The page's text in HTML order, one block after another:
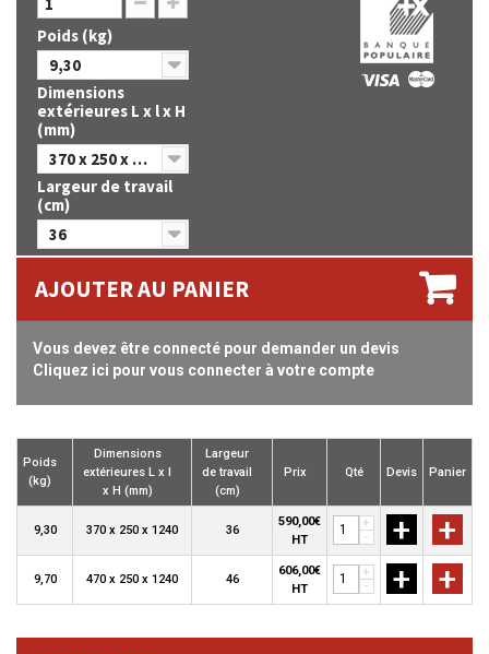
Poids (kg)
9,30
Dimensions
extérieures L x l x H
(mm)
370 x 250 x 1240
Largeur de travail
(cm)
36
AJOUTER AU PANIER
Vous devez être connecté pour demander un devis
Cliquez ici pour vous connecter à votre compte
Poids
(kg)
Dimensions
extérieures L x l
x H (mm)
Largeur
de travail
(cm)
Prix Qté Devis Panier
9,30 370 x 250 x 1240 36
590,00€
HT
+
-
+ +
9,70 470 x 250 x 1240 46
606,00€
HT
+
-
+ +